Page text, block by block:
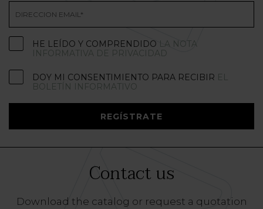
HE LEÍDO Y COMPRENDIDO LA NOTA
INFORMATIVA DE PRIVACIDAD
DOY MI CONSENTIMIENTO PARA RECIBIR EL
BOLETÍN INFORMATIVO
REGÍSTRATE
Contact us
Download the catalog or request a quotation